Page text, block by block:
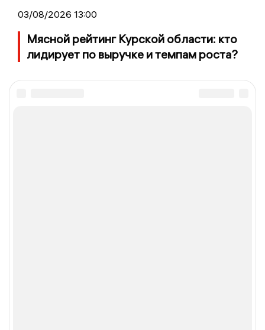
03/08/2026 13:00
Мясной рейтинг Курской области: кто
лидирует по выручке и темпам роста?